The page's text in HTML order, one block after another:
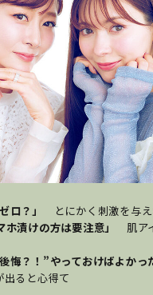
ロ？」
とにかく刺激を与
漬けの方は要注意」
肌ア
悔？！”やっておけばよかっ
ると心得て